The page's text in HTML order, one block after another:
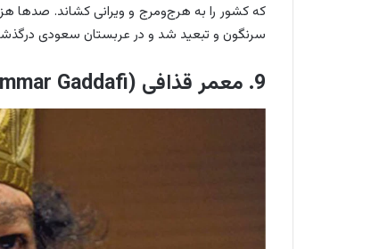
که کشور را به هرج‌ومرج و ویرانی کشاند. صدها
سرنگون و تبعید شد و در عربستان سعودی
9. معمر قذافی (Muammar Gaddafi)